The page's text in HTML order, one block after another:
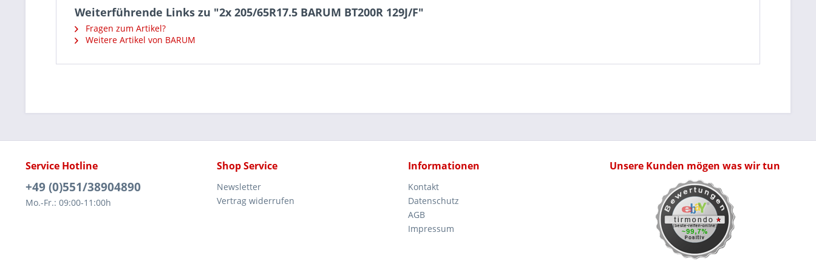
Weiterführende Links zu "2x 205/65R17.5 BARUM BT200R 129J/F"
Fragen zum Artikel?
Weitere Artikel von BARUM
Service Hotline
+49 (0)551/38904890
Mo.-Fr.: 09:00-11:00h
Shop Service
Newsletter
Vertrag widerrufen
Informationen
Kontakt
Datenschutz
AGB
Impressum
Unsere Kunden mögen was wir tun